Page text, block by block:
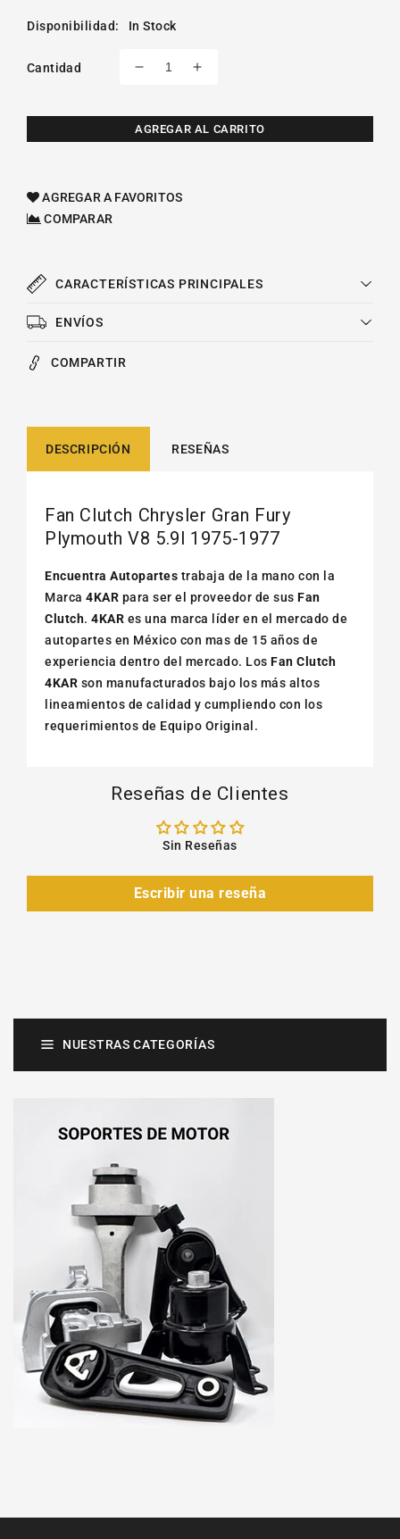
Disponibilidad: In Stock
Cantidad
Reducir
para
Fan
Fury
1975-
Aumentar
para
Fan
1975-
AGREGAR AL CARRITO
AGREGAR A FAVORITOS
COMPARAR
CARACTERÍSTICAS PRINCIPALES
ENVÍOS
COMPARTIR
DESCRIPCIÓN RESEÑAS
Fan Clutch Chrysler Gran Fury
Plymouth V8 5.9l 1975-1977
Encuentra Autopartes trabaja de la mano con la
Marca 4KAR para ser el proveedor de sus Fan
Clutch. 4KAR es una marca líder en el mercado de
autopartes en México con mas de 15 años de
experiencia dentro del mercado. Los Fan Clutch
4KAR son manufacturados bajo los más altos
lineamientos de calidad y cumpliendo con los
requerimientos de Equipo Original.
Reseñas de Clientes
Sin Reseñas
Escribir una reseña
NUESTRAS CATEGORÍAS